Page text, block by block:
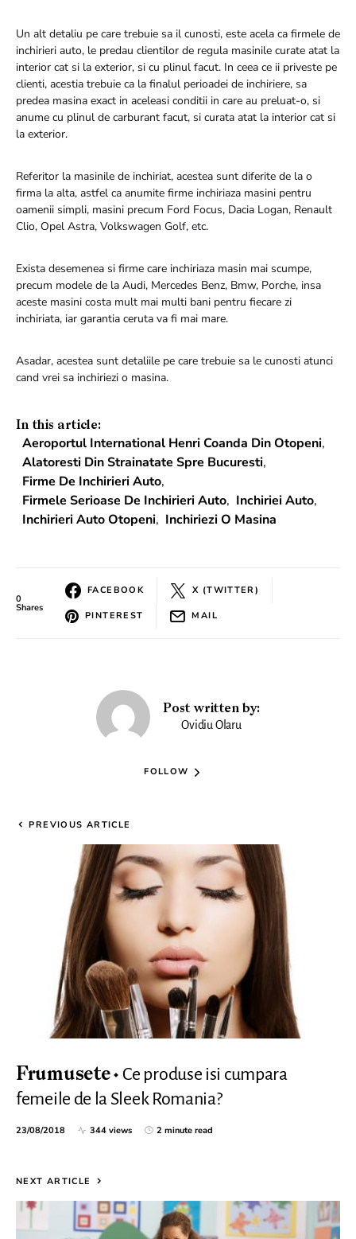
Un alt detaliu pe care trebuie sa il cunosti, este acela ca firmele de
inchirieri auto, le predau clientilor de regula masinile curate atat la
interior cat si la exterior, si cu plinul facut. In ceea ce ii priveste pe
clienti, acestia trebuie ca la finalul perioadei de inchiriere, sa
predea masina exact in aceleasi conditii in care au preluat-o, si
anume cu plinul de carburant facut, si curata atat la interior cat si
la exterior.
Referitor la masinile de inchiriat, acestea sunt diferite de la o
firma la alta, astfel ca anumite firme inchiriaza masini pentru
oamenii simpli, masini precum Ford Focus, Dacia Logan, Renault
Clio, Opel Astra, Volkswagen Golf, etc.
Exista desemenea si firme care inchiriaza masin mai scumpe,
precum modele de la Audi, Mercedes Benz, Bmw, Porche, insa
aceste masini costa mult mai multi bani pentru fiecare zi
inchiriata, iar garantia ceruta va fi mai mare.
Asadar, acestea sunt detaliile pe care trebuie sa le cunosti atunci
cand vrei sa inchiriezi o masina.
In this article:
Aeroportul International Henri Coanda Din Otopeni,
Alatoresti Din Strainatate Spre Bucuresti,
Firme De Inchirieri Auto,
Firmele Serioase De Inchirieri Auto, Inchiriei Auto,
Inchirieri Auto Otopeni, Inchiriezi O Masina
0
Shares
FACEBOOK X (TWITTER)
PINTEREST MAIL
Post written by:
Ovidiu Olaru
FOLLOW
PREVIOUS ARTICLE
Frumusete
Ce produse isi cumpara
femeile de la Sleek Romania?
23/08/2018 344 views 2 minute read
NEXT ARTICLE